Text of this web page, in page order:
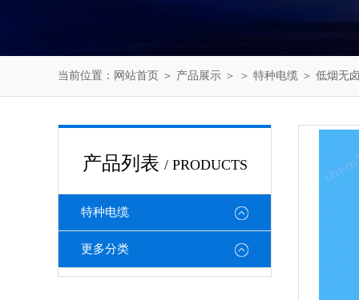
当前位置： 网站首页 ＞ 产品展示 ＞ ＞ 特种电缆 ＞ 低烟无
产品列表 / PRODUCTS
特种电缆
更多分类